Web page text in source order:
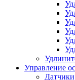
Управление